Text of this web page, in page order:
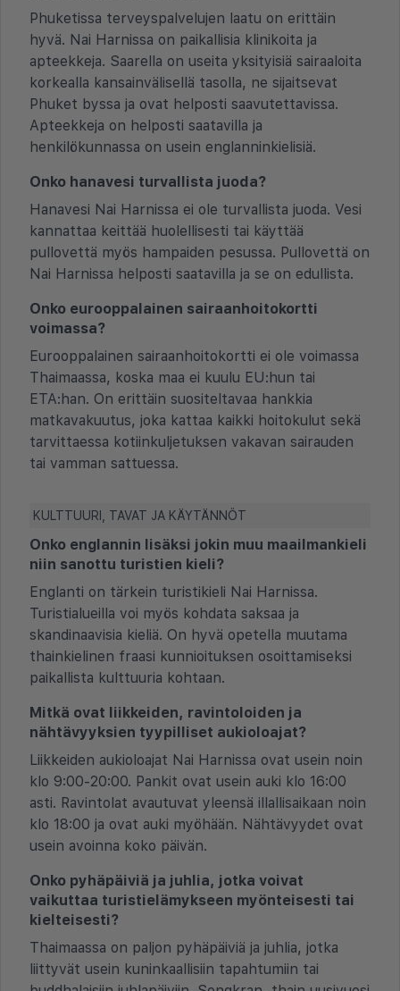
Phuketissa terveyspalvelujen laatu on erittäin
hyvä. Nai Harnissa on paikallisia klinikoita ja
apteekkeja. Saarella on useita yksityisiä sairaaloita
korkealla kansainvälisellä tasolla, ne sijaitsevat
Phuket byssa ja ovat helposti saavutettavissa.
Apteekkeja on helposti saatavilla ja
henkilökunnassa on usein englanninkielisiä.
Onko hanavesi turvallista juoda?
Hanavesi Nai Harnissa ei ole turvallista juoda. Vesi
kannattaa keittää huolellisesti tai käyttää
pullovettä myös hampaiden pesussa. Pullovettä on
Nai Harnissa helposti saatavilla ja se on edullista.
Onko eurooppalainen sairaanhoitokortti
voimassa?
Eurooppalainen sairaanhoitokortti ei ole voimassa
Thaimaassa, koska maa ei kuulu EU:hun tai
ETA:han. On erittäin suositeltavaa hankkia
matkavakuutus, joka kattaa kaikki hoitokulut sekä
tarvittaessa kotiinkuljetuksen vakavan sairauden
tai vamman sattuessa.
KULTTUURI, TAVAT JA KÄYTÄNNÖT
Onko englannin lisäksi jokin muu maailmankieli
niin sanottu turistien kieli?
Englanti on tärkein turistikieli Nai Harnissa.
Turistialueilla voi myös kohdata saksaa ja
skandinaavisia kieliä. On hyvä opetella muutama
thainkielinen fraasi kunnioituksen osoittamiseksi
paikallista kulttuuria kohtaan.
Mitkä ovat liikkeiden, ravintoloiden ja
nähtävyyksien tyypilliset aukioloajat?
Liikkeiden aukioloajat Nai Harnissa ovat usein noin
klo 9:00-20:00. Pankit ovat usein auki klo 16:00
asti. Ravintolat avautuvat yleensä illallisaikaan noin
klo 18:00 ja ovat auki myöhään. Nähtävyydet ovat
usein avoinna koko päivän.
Onko pyhäpäiviä ja juhlia, jotka voivat
vaikuttaa turistielämykseen myönteisesti tai
kielteisesti?
Thaimaassa on paljon pyhäpäiviä ja juhlia, jotka
liittyvät usein kuninkaallisiin tapahtumiin tai